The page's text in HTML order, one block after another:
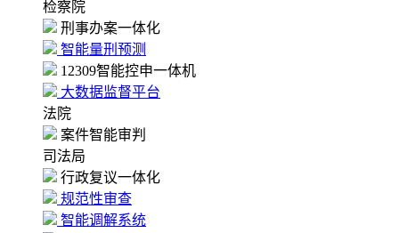
检察院
刑事办案一体化
智能量刑预测
12309智能控申一体机
大数据监督平台
法院
案件智能审判
司法局
行政复议一体化
规范性审查
智能调解系统